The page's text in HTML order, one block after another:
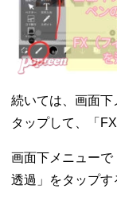
続いては、画面
タップして、「
画面下メニュー
透過」をタップす